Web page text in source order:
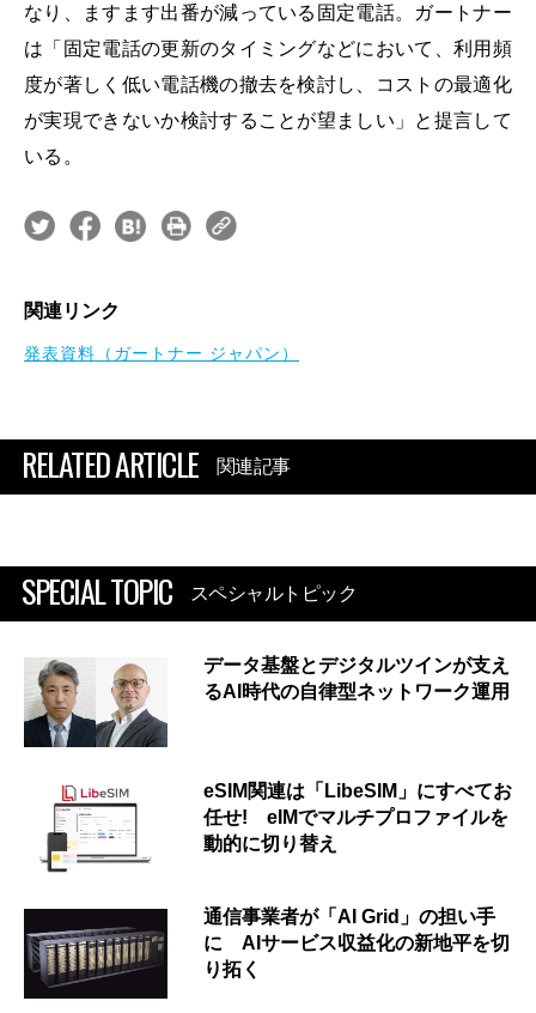
なり、ますます出番が減っている固定電話。ガートナー
は「固定電話の更新のタイミングなどにおいて、利用頻
度が著しく低い電話機の撤去を検討し、コストの最適化
が実現できないか検討することが望ましい」と提言して
いる。
関連リンク
発表資料（ガートナー ジャパン）
RELATED ARTICLE 関連記事
SPECIAL TOPIC スペシャルトピック
データ基盤とデジタルツインが支え
るAI時代の自律型ネットワーク運用
eSIM関連は「LibeSIM」にすべてお
任せ! eIMでマルチプロファイルを
動的に切り替え
通信事業者が「AI Grid」の担い手
に AIサービス収益化の新地平を切
り拓く